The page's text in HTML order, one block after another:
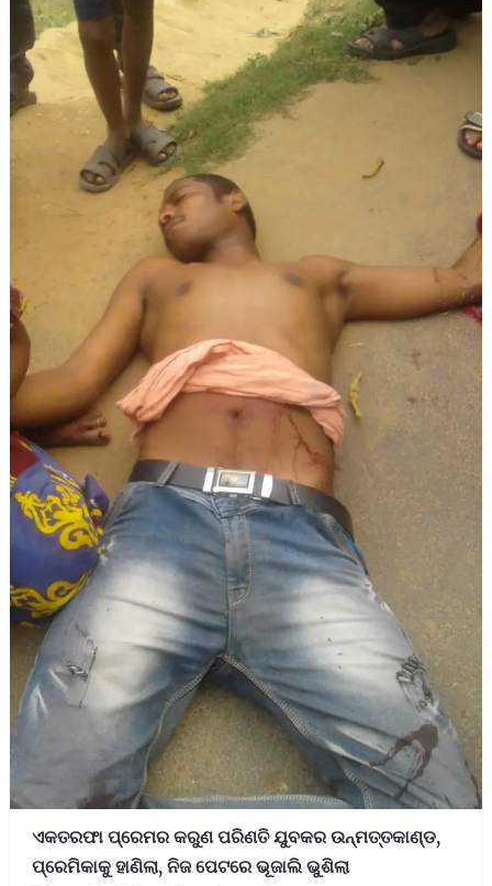
ଏକତରଫା ପ୍ରେମର କରୁଣ ପରିଣତି ଯୁବକର ଉନ୍ମତ୍ତକାଣ୍ଡ,
ପ୍ରେମିକାକୁ ହାଣିଲା, ନିଜ ପେଟରେ ଭୂଜାଲି ଭୁଶିଲା